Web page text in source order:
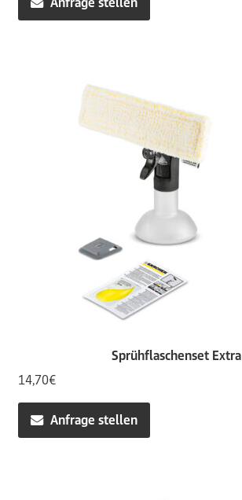
624,99€ 569,00€.
Sprühflaschenset Extra
14,70€
Anfrage stellen